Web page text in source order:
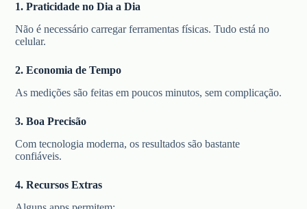
1. Praticidade no Dia a Dia
Não é necessário carregar ferramentas físicas. Tudo está no
celular.
2. Economia de Tempo
As medições são feitas em poucos minutos, sem complicação.
3. Boa Precisão
Com tecnologia moderna, os resultados são bastante
confiáveis.
4. Recursos Extras